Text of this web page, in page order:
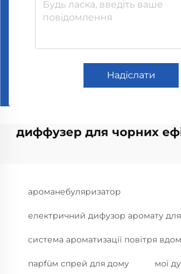
Надіслати
диффузер для чорних
ароманебуляризатор
електричний дифузор аромату для
система ароматизації повітря
парfüм спрей для дому мої